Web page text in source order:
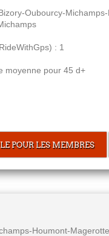
Oubourcy-
: 1
moyenne pour 45 d+
POUR LES MEMBRES
Houmont-